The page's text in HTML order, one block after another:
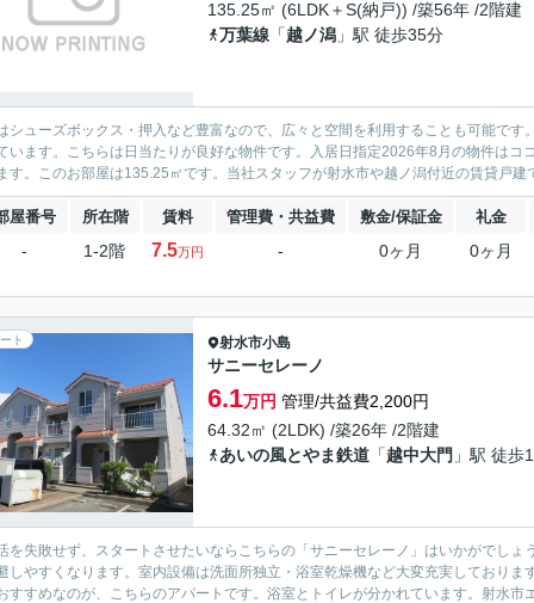
135.25㎡ (6LDK＋S(納戸)) /築56年 /2階建
万葉線 「越ノ潟 」駅 徒歩35分
シューズボックス・押入など豊富なので、広々と空間を利用することも可能で
います。こちらは日当たりが良好な物件です。入居日指定2026年8月の物件は
す。このお部屋は135.25㎡です。当社スタッフが射水市や越ノ潟付近の賃貸戸
屋番号 所在階 賃料 管理費・共益費 敷金/保証金 礼金
- 1-2階 7.5万円 - 0ヶ月 0ヶ月
ト 射水市小島
サニーセレーノ
6.1万円 管理/共益費2,200円
64.32㎡ (2LDK) /築26年 /2階建
あいの風とやま鉄道 「越中大門 」駅 徒歩
を失敗せず、スタートさせたいならこちらの「サニーセレーノ」はいかがでし
しやすくなります。室内設備は洗面所独立・浴室乾燥機など大変充実しており
すすめなのが、こちらのアパートです。浴室とトイレが分かれています。射水